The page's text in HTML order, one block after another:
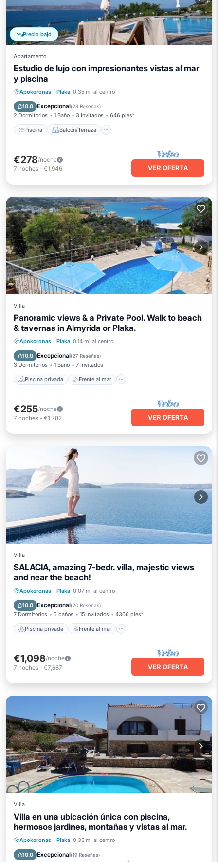
Precio bajó
Apartamento
Estudio de lujo con impresionantes vistas al mar
y piscina
Apokoronas · Plaka 0.35 mi al centro
10.0 Excepcional(28 Reseñas)
2 Dormitorios 1 Baño 3 Invitados 646 pies²
Piscina Balcón/Terraza
Piscina Balcón/Terraza
Aire acondicionado
€278/noche
7 noches - €1,946 VER OFERTA
Villa
Panoramic views & a Private Pool. Walk to beach
& tavernas in Almyrida or Plaka.
Apokoronas · Plaka 0.14 mi al centro
10.0 Excepcional(27 Reseñas)
3 Dormitorios 1 Baño 7 Invitados
Piscina privada Frente al mar
Piscina privada
Frente al mar
Aparcamiento
€255/noche
7 noches - €1,782 VER OFERTA
Villa
SALACIA, amazing 7-bedr. villa, majestic views
and near the beach!
Apokoronas · Plaka 0.07 mi al centro
10.0 Excepcional(20 Reseñas)
7 Dormitorios 6 baños 15 Invitados 4306 pies²
Piscina privada Frente al mar
Piscina privada
Frente al mar
Bañera de hidromasaje
€1,098/noche
7 noches - €7,687 VER OFERTA
Villa
Villa en una ubicación única con piscina,
hermosos jardines, montañas y vistas al mar.
Apokoronas · Plaka 0.35 mi al centro
10.0 Excepcional(19 Reseñas)
Frente al mar Aparcamiento
Vista al mar